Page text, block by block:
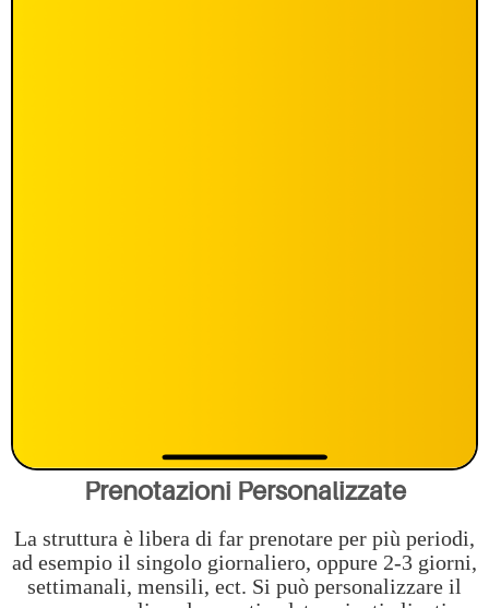
Prenotazioni Personalizzate
La struttura è libera di far prenotare per più periodi,
ad esempio il singolo giornaliero, oppure 2-3 giorni,
settimanali, mensili, ect. Si può personalizzare il